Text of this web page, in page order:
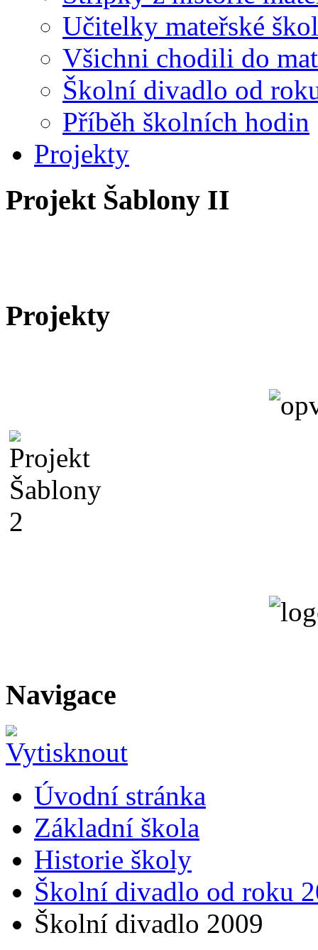
Učitelky mateřské
Všichni chodili do
Školní divadlo od
Příběh školních hodin
Projekty
Projekt Šablony II
Projekty
Navigace
Úvodní stránka
Základní škola
Historie školy
Školní divadlo od roku
Školní divadlo 2009